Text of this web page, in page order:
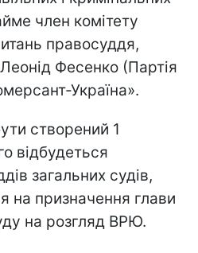
член комітету
правосуддя,
Фесенко (Партія
Україна».
створений 1
відбудеться
загальних судів,
на призначення глави
на розгляд ВРЮ.